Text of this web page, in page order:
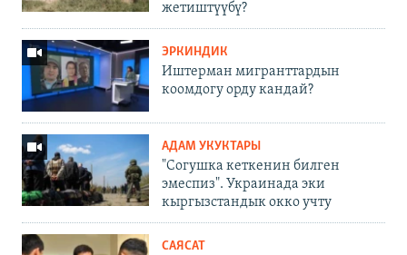
жетиштүүбү?
ЭРКИНДИК
Иштерман мигранттардын
коомдогу орду кандай?
АДАМ УКУКТАРЫ
"Согушка кеткенин билген
эмеспиз". Украинада эки
кыргызстандык окко учту
САЯСАТ